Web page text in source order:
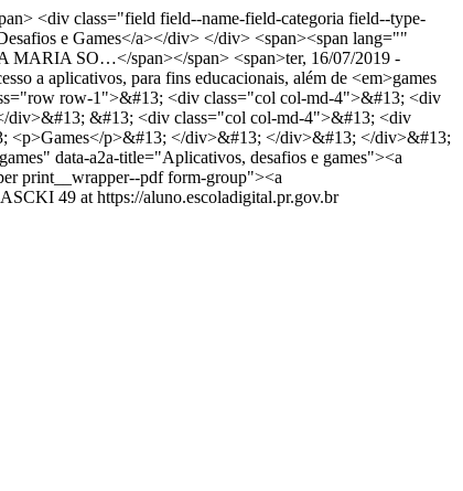
<div class="field field--name-field-categoria field--type-
e Games</a></div> </div> <span><span lang=""
SO…</span></span> <span>ter, 16/07/2019 -
a aplicativos, para fins educacionais, além de <em>games
row-1">&#13; <div class="col col-md-4">&#13; <div
div>&#13; &#13; <div class="col col-md-4">&#13; <div
<p>Games</p>&#13; </div>&#13; </div>&#13; </div>&#13;
data-a2a-title="Aplicativos, desafios e games"><a
print__wrapper--pdf form-group"><a
49 at https://aluno.escoladigital.pr.gov.br